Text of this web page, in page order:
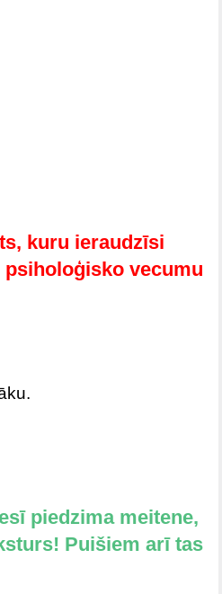
kuru ieraudzīsi
vecumu
piedzima meitene,
Puišiem arī tas